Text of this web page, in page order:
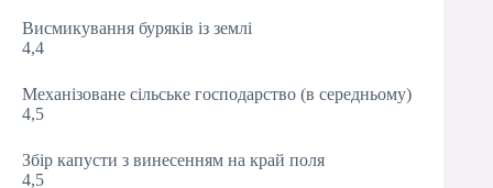
Висмикування буряків із землі
4,4
Механізоване сільське господарство (в середньому)
4,5
Збір капусти з винесенням на край поля
4,5